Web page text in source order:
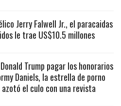
Jerry Falwell Jr., el paracaidas
le trae US$10.5 millones
Trump pagar los honorarios
Daniels, la estrella de porno
azotó el culo con una revista